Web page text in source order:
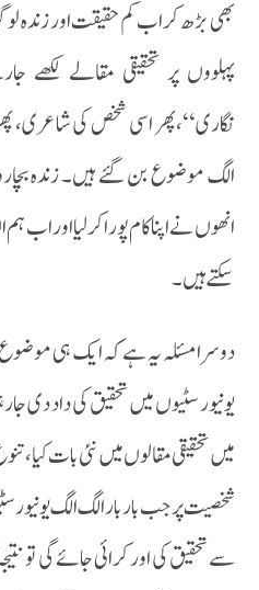
بھی بڑھ کر اب کم حقیقت اور زندہ
پہلووں پر تحقیقی مقالے لکھے
نگاری‘‘،پھر اسی شخص کی شاعری،
الگ موضوع بن گئے ہیں۔ زندہ
انھوں نے اپنا کام پورا کر لیا اور اب
سکتے ہیں۔
دوسرا مسئلہ یہ ہے کہ ایک ہی موضوع
یونیورسٹیوں میں تحقیق کی داد
میں تحقیقی مقالوں میں نئی بات کیا،
شخصیت پر جب بار بار الگ الگ یو
سے تحقیق کی اور کرائی جائے گی تو